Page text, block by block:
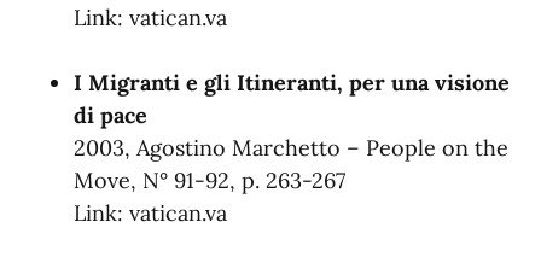
Link:vatican.va
I Migranti e gli Itineranti, per una visione
di pace
2003, Agostino Marchetto – People on the
Move, N° 91-92, p. 263-267
Link:vatican.va